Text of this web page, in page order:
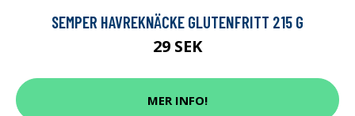
SEMPER HAVREKNÄCKE GLUTENFRITT 215 G
29 SEK
MER INFO!